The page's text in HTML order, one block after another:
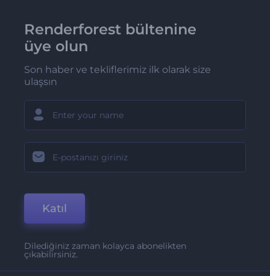
Renderforest bültenine
üye olun
Son haber ve tekliflerimiz ilk olarak size
ulaşsın
Katıl
Dilediğiniz zaman kolayca abonelikten
çıkabilirsiniz.